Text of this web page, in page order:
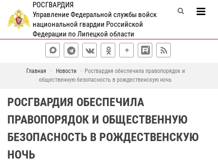
РОСГВАРДИЯ
Управление Федеральной службы войск
национальной гвардии Российской
Федерации по Липецкой области
Главная Новости
Росгвардия обеспечила правопорядок и
общественную безопасность в рождественскую ночь
РОСГВАРДИЯ ОБЕСПЕЧИЛА
ПРАВОПОРЯДОК И ОБЩЕСТВЕННУЮ
БЕЗОПАСНОСТЬ В РОЖДЕСТВЕНСКУЮ
НОЧЬ